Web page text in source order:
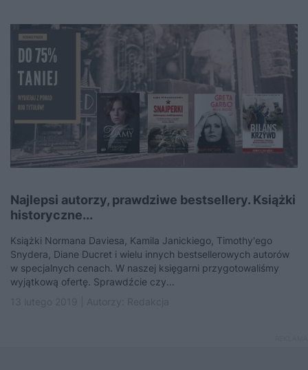
Najlepsi autorzy, prawdziwe bestsellery. Książki
historyczne...
Książki Normana Daviesa, Kamila Janickiego, Timothy'ego
Snydera, Diane Ducret i wielu innych bestsellerowych autorów
w specjalnych cenach. W naszej księgarni przygotowaliśmy
wyjątkową ofertę. Sprawdźcie czy...